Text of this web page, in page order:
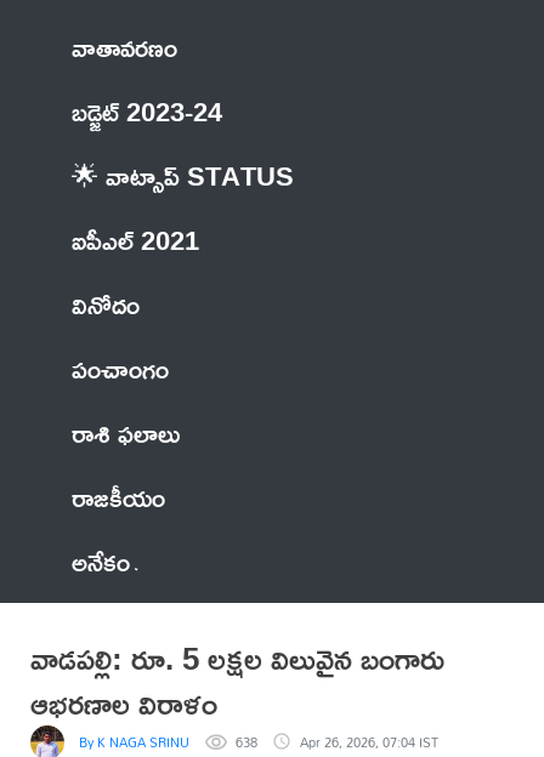
వాతావరణం
బడ్జెట్ 2023-24
🌟 వాట్సాప్ STATUS
ఐపీఎల్ 2021
వినోదం
పంచాంగం
రాశి ఫలాలు
రాజకీయం
అనేకం
వాడపల్లి: రూ. 5 లక్షల విలువైన బంగారు
ఆభరణాల విరాళం
By K NAGA SRINU 638 Apr 26, 2026, 07:04 IST